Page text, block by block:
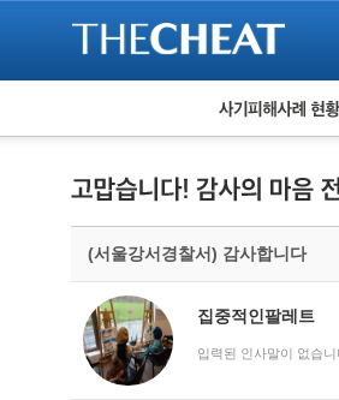
피해사례 현황
게임 · 비실물 피해
보이스피싱 피해사
유해사이트 목록
비공개 피해사례
워킹홀리데이 피해
(서울강서경찰서) 감사합니다
집중적인팔레트
입력된 인사말이 없습니